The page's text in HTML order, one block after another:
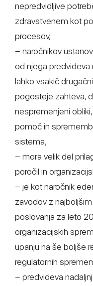
nepredvidljive
zdravstvenem kot
procesov,
− naročnikov
od njega predvideva
lahko vsakič
pogosteje zahteva,
nespremenjeni
pomoč in
sistema,
− mora velik del
poročil in
− je kot naročnik
zavodov z
poslovanja za leto
organizacijskih
upanju na še boljše
regulatornih
− predvideva